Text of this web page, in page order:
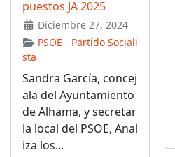
puestos JA 2025
Diciembre 27, 2024
PSOE - Partido Sociali
sta
Sandra García, concej
ala del Ayuntamiento
de Alhama, y secretar
ia local del PSOE, Anal
iza los...